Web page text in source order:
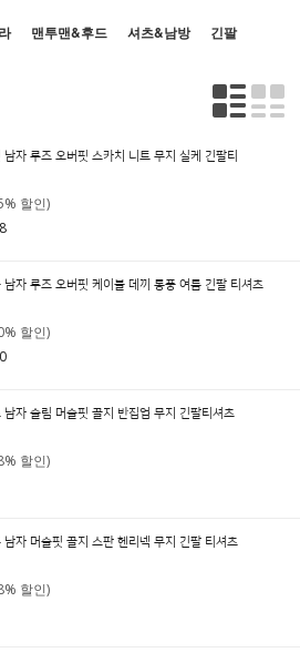
맨투맨&후드 셔츠&남방 긴팔
남자 루즈 오버핏 스카치 니트 무지 실케 긴팔티
할인)
남자 루즈 오버핏 케이블 데끼 통풍 여름 긴팔 티셔츠
할인)
남자 슬림 머슬핏 골지 반집업 무지 긴팔티셔츠
할인)
남자 머슬핏 골지 스판 헨리넥 무지 긴팔 티셔츠
할인)